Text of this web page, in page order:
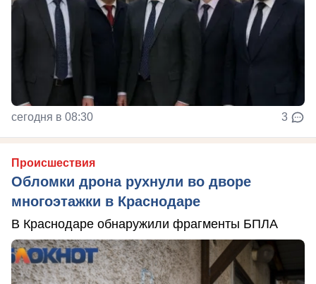
сегодня в 08:30 3
Происшествия
Обломки дрона рухнули во дворе
многоэтажки в Краснодаре
В Краснодаре обнаружили фрагменты БПЛА